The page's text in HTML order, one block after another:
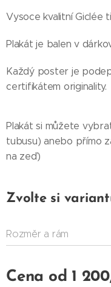
Vysoce kvalitní Giclée
Plakát je balen v
Každý poster je
certifikátem originality.
Plakát si můžete
tubusu) anebo přímo
na zeď)
Zvolte si
Rozměr a rám
Cena od 1